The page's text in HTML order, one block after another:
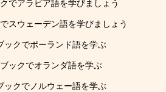
でアラビア語を学びましょう
スウェーデン語を学びましょう
ックでポーランド語を学ぶ
ックでオランダ語を学ぶ
ックでノルウェー語を学ぶ